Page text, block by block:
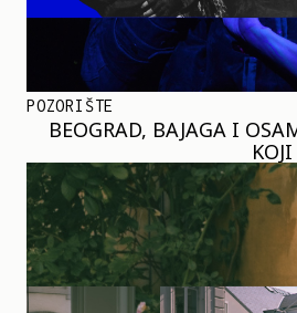
POZORIŠTE
BEOGRAD, BAJAGA I